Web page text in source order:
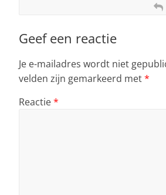
Geef een reactie
Je e-mailadres wordt niet
velden zijn gemarkeerd met*
Reactie*